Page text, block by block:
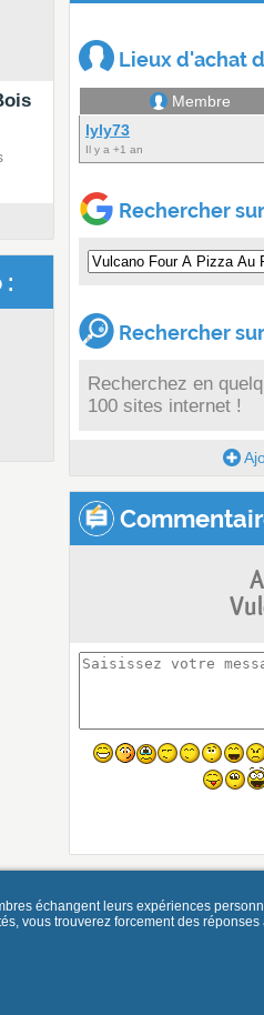
:
Lieux d'achat
Membre
lyly73
Il y a +1 an
Rechercher
Rechercher
Recherchez en
100 sites internet !
échangent leurs expériences
vous trouverez forcement des